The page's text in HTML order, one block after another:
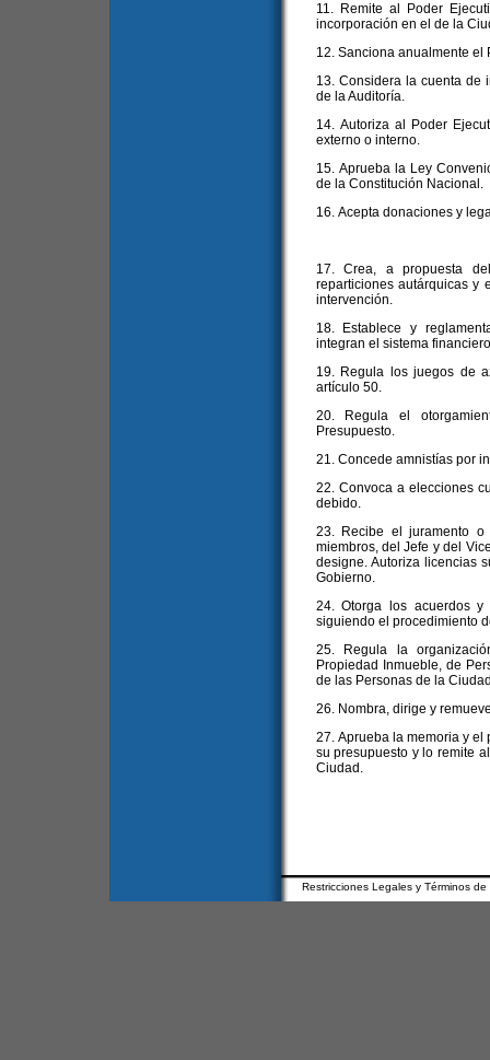
11. Remite al Poder
incorporación en el de la
12. Sanciona anualmente el
13. Considera la cuenta de
de la Auditoría.
14. Autoriza al Poder
externo o interno.
15. Aprueba la Ley
de la Constitución Nacional.
16. Acepta donaciones y
17. Crea, a propuesta
reparticiones autárquicas y
intervención.
18. Establece y
integran el sistema
19. Regula los juegos de
artículo 50.
20. Regula el
Presupuesto.
21. Concede amnistías por
22. Convoca a elecciones
debido.
23. Recibe el juramento
miembros, del Jefe y del
designe. Autoriza licencias
Gobierno.
24. Otorga los acuerdos y
siguiendo el procedimiento
25. Regula la
Propiedad Inmueble, de
de las Personas de la
26. Nombra, dirige y
27. Aprueba la memoria y
su presupuesto y lo remite
Ciudad.
Restricciones Legales y Términos de